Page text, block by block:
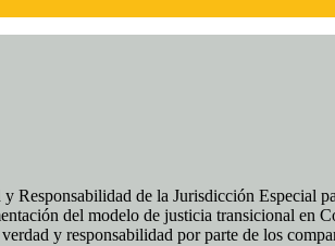
Responsabilidad de la Jurisdicción Especial
del modelo de justicia transicional en
y responsabilidad por parte de los